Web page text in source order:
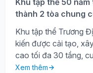
thành 2 tòa chung
Khu tập thể Trương
kiến được cải tạo,
cao tối đa 30 tầng,
Xem thêm